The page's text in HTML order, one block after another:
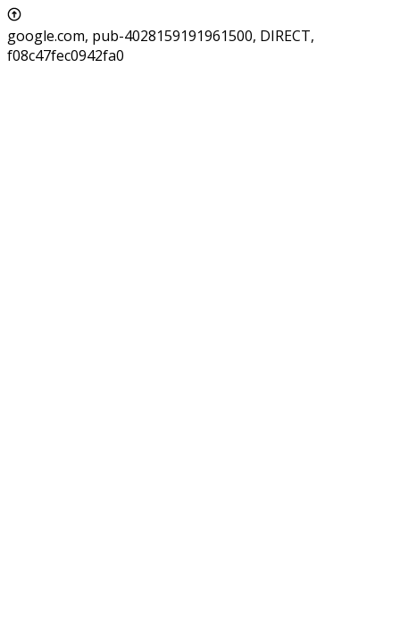
google.com, pub-4028159191961500, DIRECT,
f08c47fec0942fa0